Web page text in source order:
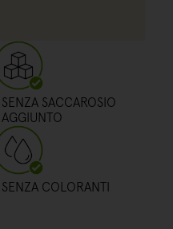
SENZA SACCAROSIO
AGGIUNTO
SENZA COLORANTI